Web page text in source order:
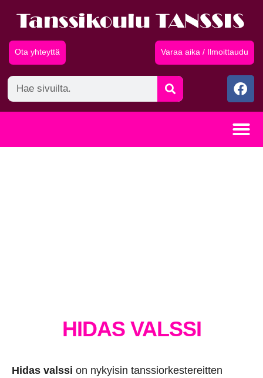
Ota yhteyttä Varaa aika / Ilmoittaudu
HIDAS VALSSI
Hidas valssi on nykyisin tanssiorkestereitten